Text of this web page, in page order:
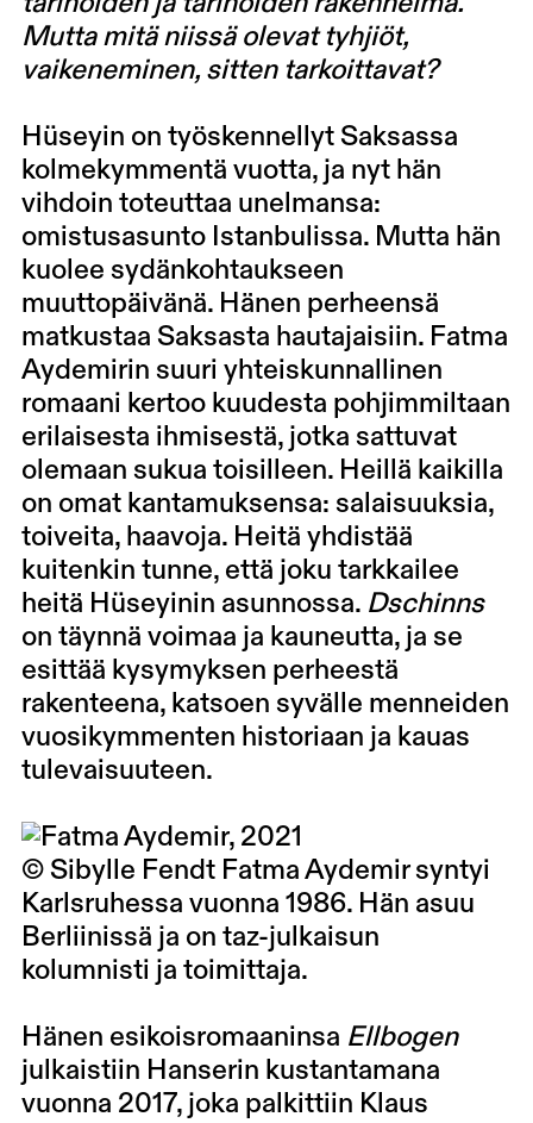
Mutta mitä niissä olevat tyhjiöt,
vaikeneminen, sitten tarkoittavat?
Hüseyin on työskennellyt Saksassa
kolmekymmentä vuotta, ja nyt hän
vihdoin toteuttaa unelmansa:
omistusasunto Istanbulissa. Mutta hän
kuolee sydänkohtaukseen
muuttopäivänä. Hänen perheensä
matkustaa Saksasta hautajaisiin. Fatma
Aydemirin suuri yhteiskunnallinen
romaani kertoo kuudesta pohjimmiltaan
erilaisesta ihmisestä, jotka sattuvat
olemaan sukua toisilleen. Heillä kaikilla
on omat kantamuksensa: salaisuuksia,
toiveita, haavoja. Heitä yhdistää
kuitenkin tunne, että joku tarkkailee
heitä Hüseyinin asunnossa. Dschinns
on täynnä voimaa ja kauneutta, ja se
esittää kysymyksen perheestä
rakenteena, katsoen syvälle menneiden
vuosikymmenten historiaan ja kauas
tulevaisuuteen.
© Sibylle Fendt Fatma Aydemir syntyi
Karlsruhessa vuonna 1986. Hän asuu
Berliinissä ja on taz-julkaisun
kolumnisti ja toimittaja.
Hänen esikoisromaaninsa Ellbogen
julkaistiin Hanserin kustantamana
vuonna 2017, joka palkittiin Klaus